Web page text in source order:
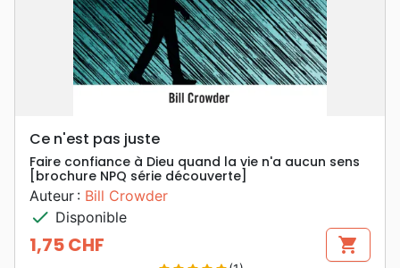
Ce n'est pas juste
Faire confiance à Dieu quand la vie n'a aucun sens
[brochure NPQ série découverte]
Auteur : Bill Crowder
check Disponible
Prix
1,75 CHF shopping_cart